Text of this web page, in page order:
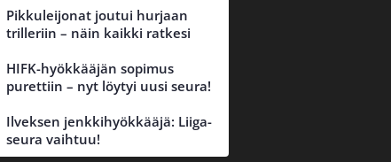
Pikkuleijonat joutui hurjaan
trilleriin – näin kaikki ratkesi
HIFK-hyökkääjän sopimus
purettiin – nyt löytyi uusi seura!
Ilveksen jenkkihyökkääjä: Liiga-
seura vaihtuu!